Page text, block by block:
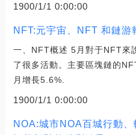
1900/1/1 0:00:00
NFT:元宇宙、NFT 和鏈
一、NFT概述 5月對于NFT來
了很多活動。主要區塊鏈的
月增長5.6%.
1900/1/1 0:00:00
NOA:城市NOA百城行動